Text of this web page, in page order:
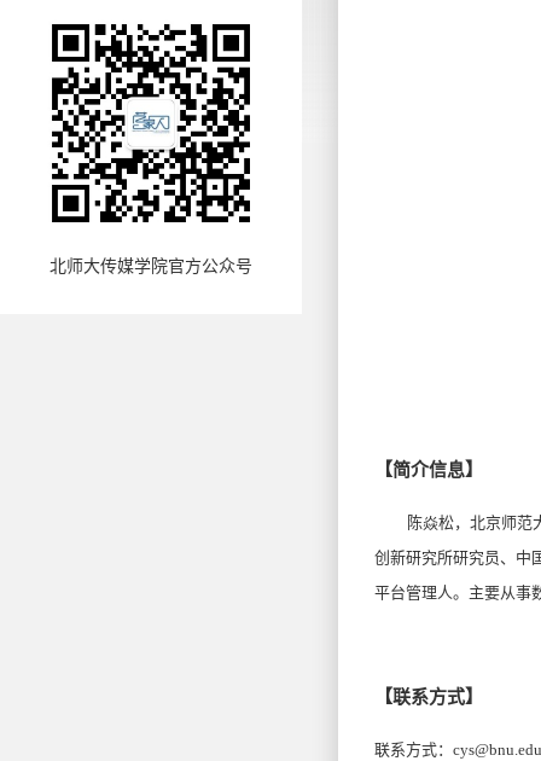
北师大传媒学院官方公众号
【简介信息】
陈焱松，北京师范
创新研究所研究员、中
平台管理人。主要从事
【联系方式】
联系方式：